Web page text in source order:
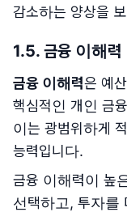
감소하는 양상을
1.5. 금융 이해력
금융 이해력은 예
핵심적인 개인 금
이는 광범위하게
능력입니다.
금융 이해력이 높
선택하고, 투자를